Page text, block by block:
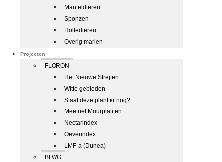
Manteldieren
Sponzen
Holtedieren
Overig marien
Projecten
FLORON
Het Nieuwe Strepen
Witte gebieden
Staat deze plant er nog?
Meetnet Muurplanten
Nectarindex
Oeverindex
LMF-a (Dunea)
BLWG